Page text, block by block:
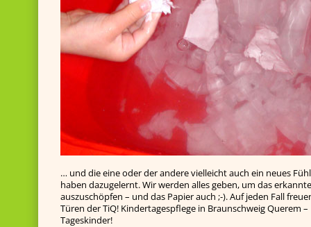
… und die eine oder der andere vielleicht auch ein neues
haben dazugelernt. Wir werden alles geben, um das
auszuschöpfen – und das Papier auch ;-). Auf jeden Fall
Türen der TiQ! Kindertagespflege in Braunschweig Querem
Tageskinder!